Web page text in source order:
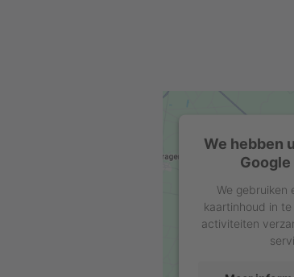
We hebben
We gebruiken
kaartinhoud in
activiteiten